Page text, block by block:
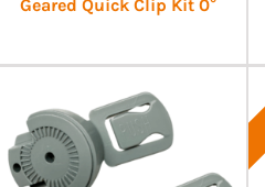
Geared Quick Clip Kit 0°